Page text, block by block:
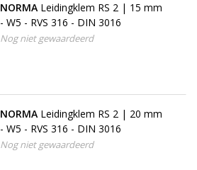
NORMA Leidingklem RS 2 | 15 mm
- W5 - RVS 316 - DIN 3016
Nog niet gewaardeerd
NORMA Leidingklem RS 2 | 20 mm
- W5 - RVS 316 - DIN 3016
Nog niet gewaardeerd